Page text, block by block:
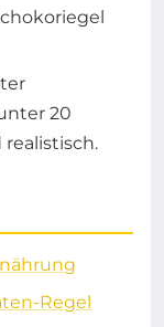
20
Regel